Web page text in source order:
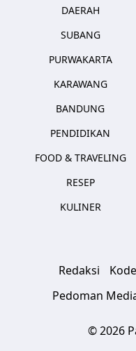
DAERAH
SUBANG
PURWAKARTA
KARAWANG
BANDUNG
PENDIDIKAN
FOOD & TRAVELING
RESEP
KULINER
Redaksi
Pedoman
© 2026